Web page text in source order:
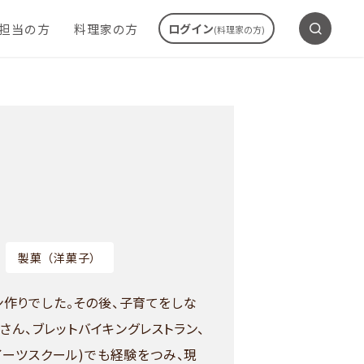
当の方 料理家の方 ログイン(料理家の方)
製菓（洋菓子）
でした。その後、子育てをしな
、ブレットバイキングレストラン、
ツスクール)でも経験をつみ、現